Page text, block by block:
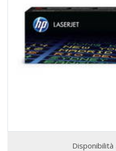
Disponibilità